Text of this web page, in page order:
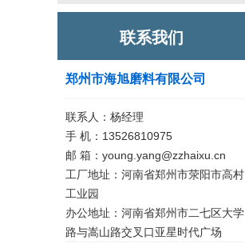
联系我们
郑州市海旭磨料有限公司
联系人：杨经理
手 机：13526810975
邮 箱：young.yang@zzhaixu.cn
工厂地址：河南省郑州市荥阳市高村
工业园
办公地址：河南省郑州市二七区大学
路与嵩山路交叉口亚星时代广场